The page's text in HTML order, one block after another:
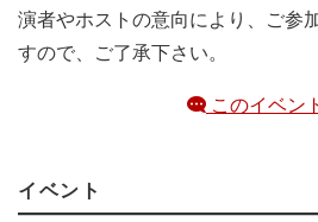
演者やホストの意向により、ご参
すので、ご了承下さい。
このイベン
イベント